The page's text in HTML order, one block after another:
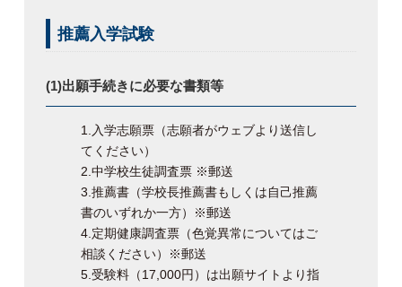
推薦入学試験
(1)出願手続きに必要な書類等
1.入学志願票（志願者がウェブより送信し
てください）
2.中学校生徒調査票 ※郵送
3.推薦書（学校長推薦書もしくは自己推薦
書のいずれか一方）※郵送
4.定期健康調査票（色覚異常についてはご
相談ください）※郵送
5.受験料（17,000円）は出願サイトより指